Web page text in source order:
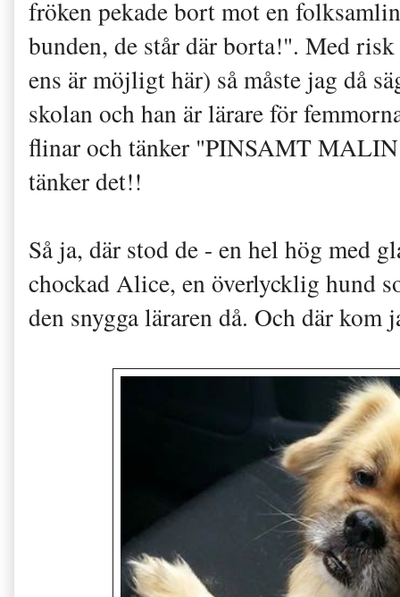
fröken pekade bort mot en
bunden, de står där borta!". Med
ens är möjligt här) så måste jag då
skolan och han är lärare för
flinar och tänker "PINSAMT
tänker det!!
Så ja, där stod de - en hel hög med
chockad Alice, en överlycklig hund
den snygga läraren då. Och där